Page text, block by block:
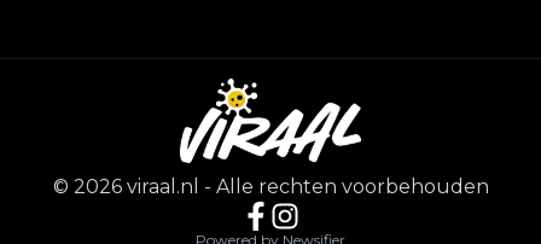
© 2026 viraal.nl - Alle rechten voorbehouden
Powered by Newsifier